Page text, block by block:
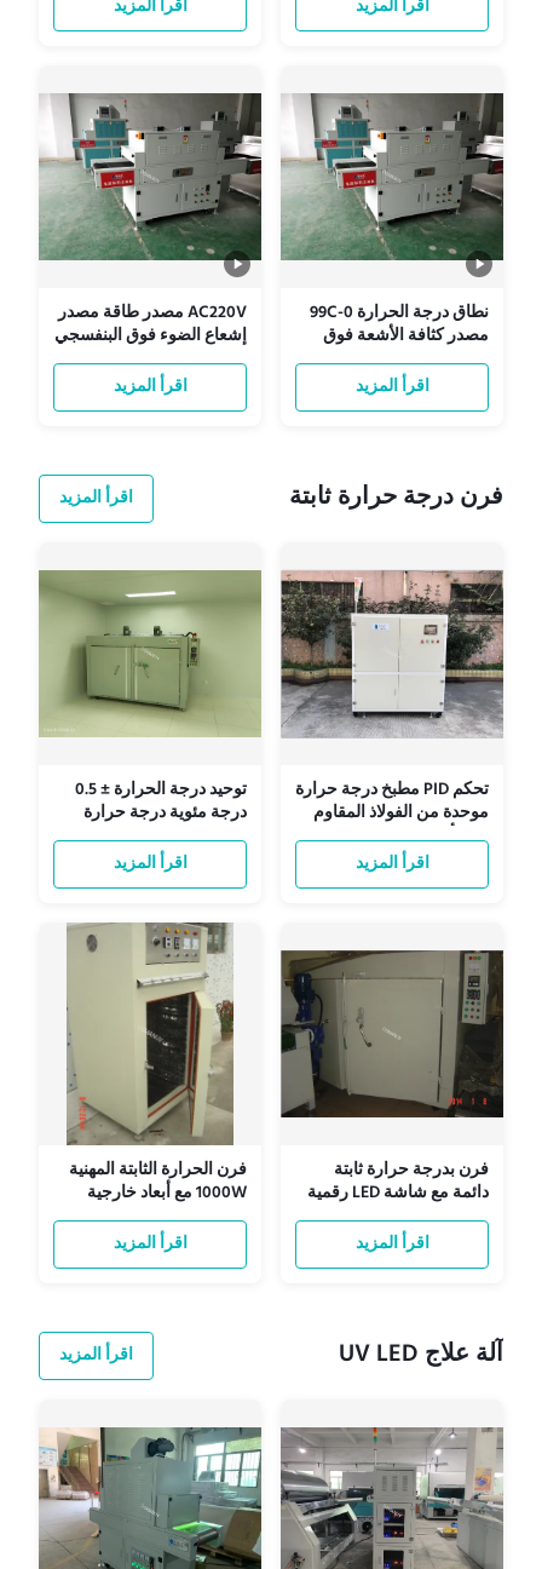
اقرأ المزيد اقرأ المزيد
نطاق درجة الحرارة 0-99C
مصدر كثافة الأشعة فوق
البنفسجية مع دقة التحكم
في الوقت ± 1 دقيقةاقرأ المزيد
AC220V مصدر طاقة مصدر
إشعاع الضوء فوق البنفسجي
بدقة التحكم في الوقت ± 1
اقرأ المزيد
فرن درجة حرارة ثابتة اقرأ المزيد
تحكم PID مطبخ درجة حرارة
موحدة من الفولاذ المقاوم
للصدأ مع توحيد درجة
الحرارة ± 0.5 °Cاقرأ المزيد
توحيد درجة الحرارة ± 0.5
درجة مئوية درجة حرارة
ثابتة الفرن لتحديد درجة
حرارة الاستقرار العالي
اقرأ المزيد
فرن بدرجة حرارة ثابتة
دائمة مع شاشة LED رقمية
اقرأ المزيد
فرن الحرارة الثابتة المهنية
1000W مع أبعاد خارجية
600mm X 600mm X
اقرأ المزيد
آلة علاج UV LED اقرأ المزيد